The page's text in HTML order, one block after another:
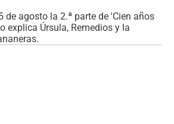
de agosto la 2.ª parte de 'Cien años
explica Úrsula, Remedios y la